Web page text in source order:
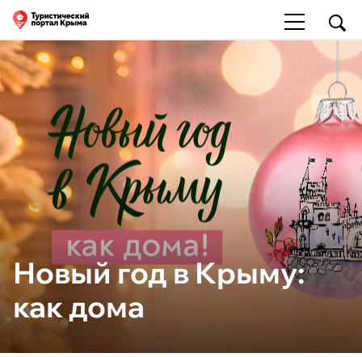
Новый год в Крыму:
как дома